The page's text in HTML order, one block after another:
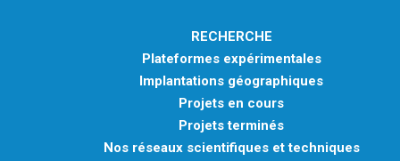
RECHERCHE
Plateformes expérimentales
Implantations géographiques
Projets en cours
Projets terminés
Nos réseaux scientifiques et techniques